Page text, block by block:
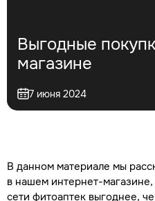
Выгодные
магазине
7 июня 2024
В данном материале мы
в нашем интернет-
сети фитоаптек выгоднее,